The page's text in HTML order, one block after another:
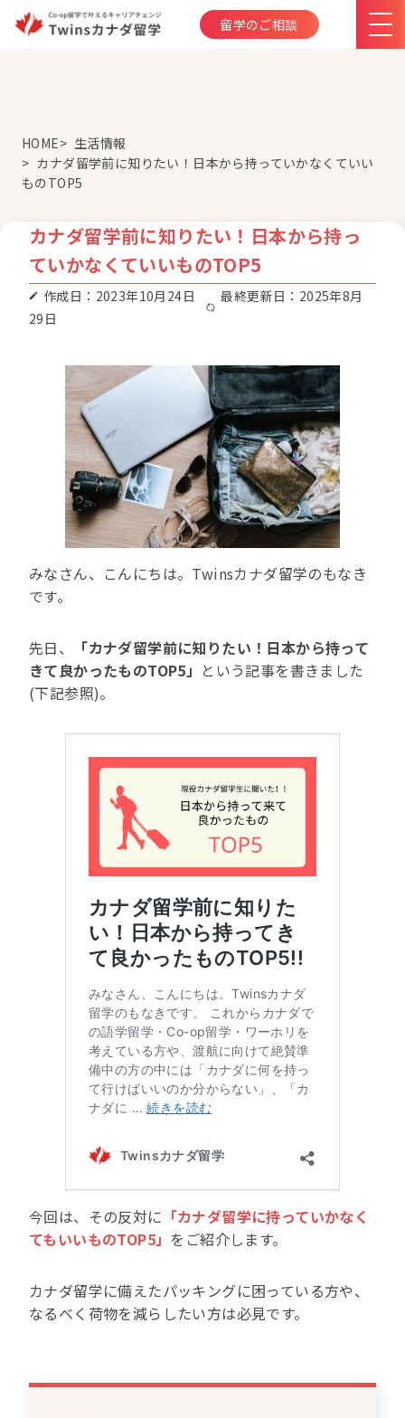
留学のご相談
HOME
生活情報
カナダ留学前に知りたい！日本から持っていかなくていい
ものTOP5
カナダ留学前に知りたい！日本から持っ
ていかなくていいものTOP5
作成日：2023年10月24日
最終更新日：2025年8月
29日
みなさん、こんにちは。Twinsカナダ留学のもなき
です。
先日、
「カナダ留学前に知りたい！日本から持って
きて良かったものTOP5」 という記事を書きました
(下記参照)。
今回は、その反対に 「カナダ留学に持っていかなく
てもいいものTOP5」 をご紹介します。
カナダ留学に備えたパッキングに困っている方や、
なるべく荷物を減らしたい方は必見です。